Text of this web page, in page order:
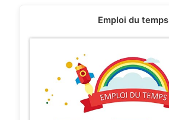
Emploi du temps